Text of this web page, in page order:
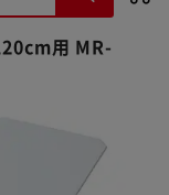
用 MR-